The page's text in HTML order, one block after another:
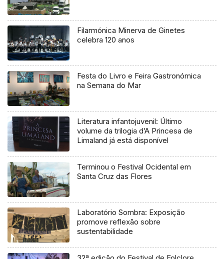
Filarmónica Minerva de Ginetes
celebra 120 anos
Festa do Livro e Feira Gastronómica
na Semana do Mar
Literatura infantojuvenil: Último
volume da trilogia d’A Princesa de
Limaland já está disponível
Terminou o Festival Ocidental em
Santa Cruz das Flores
Laboratório Sombra: Exposição
promove reflexão sobre
sustentabilidade